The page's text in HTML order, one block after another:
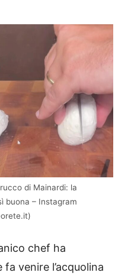
di Mainardi: la
buona – Instagram
chef ha
venire l’acquolina